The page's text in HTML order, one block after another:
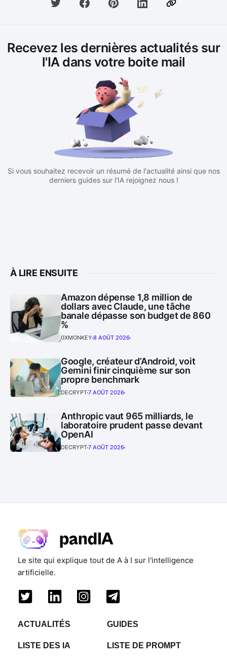
Recevez les dernières actualités sur
l'IA dans votre boite mail
Si vous souhaitez recevoir un résumé de l'actualité ainsi que nos
derniers guides sur l'IA rejoignez nous !
À LIRE ENSUITE
Amazon dépense 1,8 million de
dollars avec Claude, une tâche
banale dépasse son budget de 860
%
0XMONKEY 8 AOÛT 2026
Google, créateur d’Android, voit
Gemini finir cinquième sur son
propre benchmark
DECRYPT7 AOÛT 2026
Anthropic vaut 965 milliards, le
laboratoire prudent passe devant
OpenAI
DECRYPT7 AOÛT 2026
Le site qui explique tout de A à I sur l'intelligence
artificielle.
ACTUALITÉS GUIDES
LISTE DES IA LISTE DE PROMPT